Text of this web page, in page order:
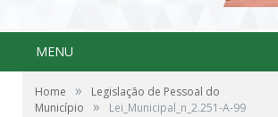
MENU
Home »
Legislação de Pessoal do
Município
» Lei_Municipal_n_2.251-A-99